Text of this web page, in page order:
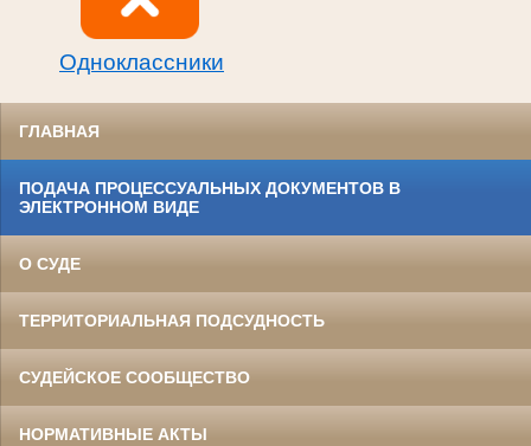
Одноклассники
ГЛАВНАЯ
ПОДАЧА ПРОЦЕССУАЛЬНЫХ ДОКУМЕНТОВ В
ЭЛЕКТРОННОМ ВИДЕ
О СУДЕ
ТЕРРИТОРИАЛЬНАЯ ПОДСУДНОСТЬ
СУДЕЙСКОЕ СООБЩЕСТВО
НОРМАТИВНЫЕ АКТЫ